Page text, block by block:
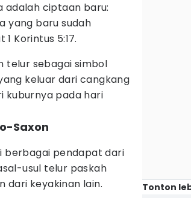
adalah ciptaan baru:
yang baru sudah
Korintus 5:17.
telur sebagai simbol
keluar dari cangkang
kuburnya pada hari
Saxon
berbagai pendapat dari
usul telur paskah
dari keyakinan lain.
Tonton